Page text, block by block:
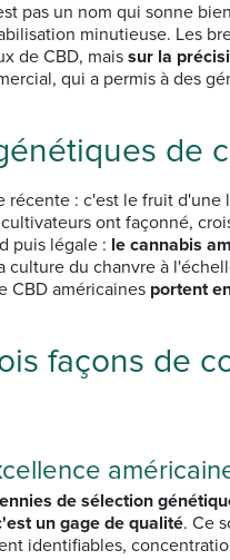
pas un nom qui sonne
minutieuse. Les
de CBD, mais sur la
qui a permis à des
de
: c'est le fruit
ont façonné,
puis légale : le cannabis
culture du chanvre à
CBD américaines portent
façons de
de sélection
un gage de qualité. Ce
identifiables,